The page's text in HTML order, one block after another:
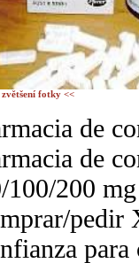
zvětšení fotky <<
de
de
100/200
pedir